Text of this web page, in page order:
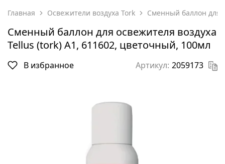
Главная Освежители воздуха Tork Сменный баллон для
Сменный баллон для освежителя воздуха
Tellus (tork) A1, 611602, цветочный, 100мл
В избранное Артикул: 2059173